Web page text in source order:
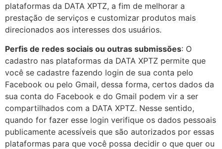
plataformas da DATA XPTZ, a fim de melhorar a
prestação de serviços e customizar produtos mais
direcionados aos interesses dos usuários.
Perfis de redes sociais ou outras submissões: O
cadastro nas plataformas da DATA XPTZ permite que
você se cadastre fazendo login de sua conta pelo
Facebook ou pelo Gmail, dessa forma, certos dados da
sua conta do Facebook e do Gmail podem vir a ser
compartilhados com a DATA XPTZ. Nesse sentido,
quando for fazer esse login verifique os dados pessoais
publicamente acessíveis que são autorizados por essas
plataformas para que você possa decidir o que quer ou